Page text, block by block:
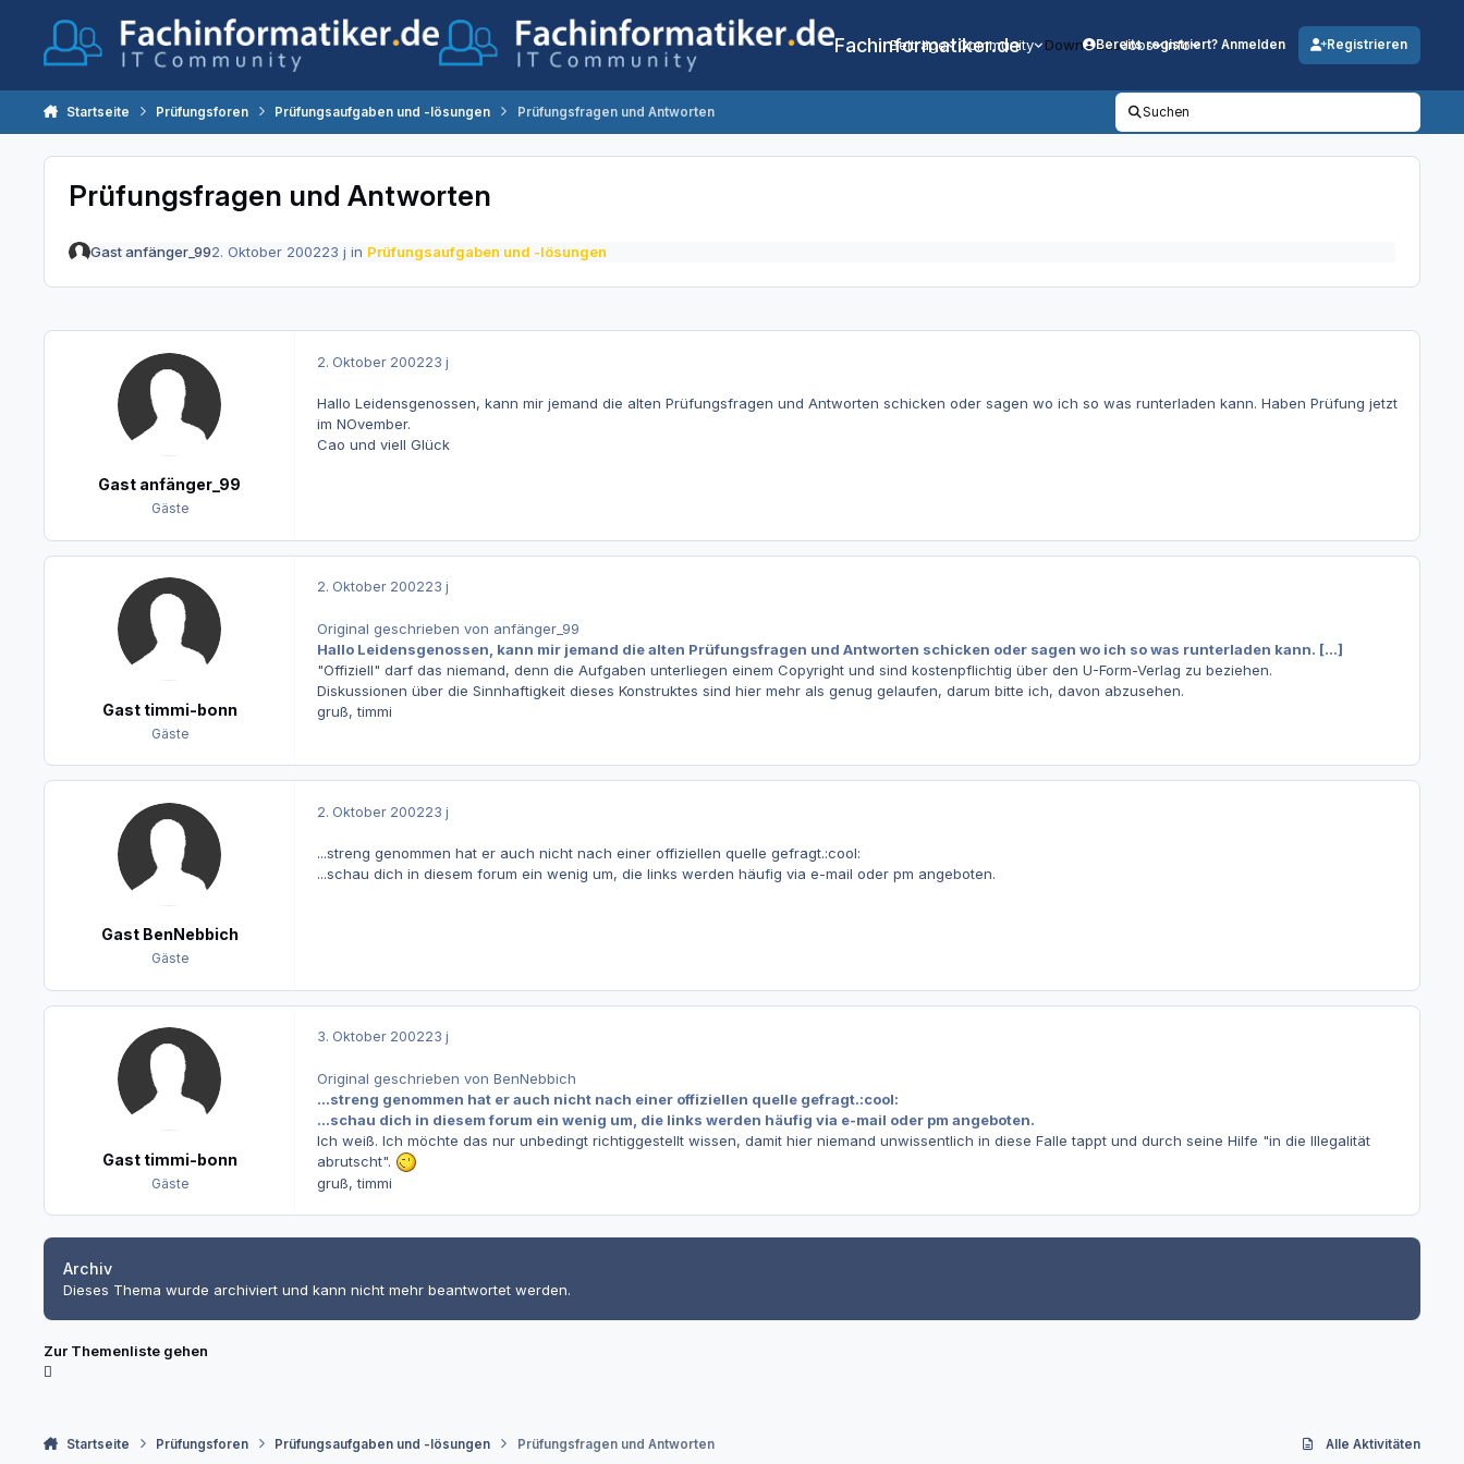
Fachinformatiker.de
Beiträge Community DownloadsJobs Info
Bereits registriert? Anmelden Registrieren
Startseite Prüfungsforen Prüfungsaufgaben und -lösungen Prüfungsfragen und Antworten Suchen
Prüfungsfragen und Antworten
Gast anfänger_992. Oktober 200223 j in Prüfungsaufgaben und -lösungen
Gast anfänger_99
Gäste
2. Oktober 200223 j
Hallo Leidensgenossen, kann mir jemand die alten Prüfungsfragen und Antworten schicken oder sagen wo ich so was runterladen kann. Haben Prüfung jetzt
im NOvember.
Cao und viell Glück
Gast timmi-bonn
Gäste
2. Oktober 200223 j
Original geschrieben von anfänger_99
Hallo Leidensgenossen, kann mir jemand die alten Prüfungsfragen und Antworten schicken oder sagen wo ich so was runterladen kann. [...]
"Offiziell" darf das niemand, denn die Aufgaben unterliegen einem Copyright und sind kostenpflichtig über den U-Form-Verlag zu beziehen.
Diskussionen über die Sinnhaftigkeit dieses Konstruktes sind hier mehr als genug gelaufen, darum bitte ich, davon abzusehen.
gruß, timmi
Gast BenNebbich
Gäste
2. Oktober 200223 j
...streng genommen hat er auch nicht nach einer offiziellen quelle gefragt.:cool:
...schau dich in diesem forum ein wenig um, die links werden häufig via e-mail oder pm angeboten.
Gast timmi-bonn
Gäste
3. Oktober 200223 j
Original geschrieben von BenNebbich
...streng genommen hat er auch nicht nach einer offiziellen quelle gefragt.:cool:
...schau dich in diesem forum ein wenig um, die links werden häufig via e-mail oder pm angeboten.
Ich weiß. Ich möchte das nur unbedingt richtiggestellt wissen, damit hier niemand unwissentlich in diese Falle tappt und durch seine Hilfe "in die Illegalität
abrutscht".
gruß, timmi
Archiv
Dieses Thema wurde archiviert und kann nicht mehr beantwortet werden.
Zur Themenliste gehen
Startseite Prüfungsforen Prüfungsaufgaben und -lösungen Prüfungsfragen und Antworten Alle Aktivitäten